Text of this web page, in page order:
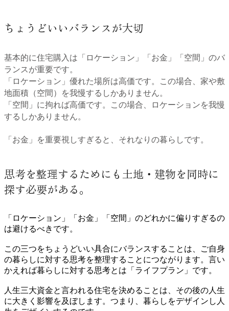
ちょうどいいバランスが大切
基本的に住宅購入は「ロケーション」「お金」「空間」のバ
ランスが重要です。
「ロケーション」優れた場所は高価です。この場合、家や敷
地面積（空間）を我慢するしかありません。
「空間」に拘れば高価です。この場合、ロケーションを我慢
するしかありません。
「お金」を重要視しすぎると、それなりの暮らしです。
思考を整理するためにも土地・建物を同時に
探す必要がある。
「ロケーション」「お金」「空間」のどれかに偏りすぎるの
は避けるべきです。
この三つをちょうどいい具合にバランスすることは、ご自身
の暮らしに対する思考を整理することにつながります。言い
かえれば暮らしに対する思考とは「ライフプラン」です。
人生三大資金と言われる住宅を決めることは、その後の人生
に大きく影響を及ぼします。つまり、暮らしをデザインし人